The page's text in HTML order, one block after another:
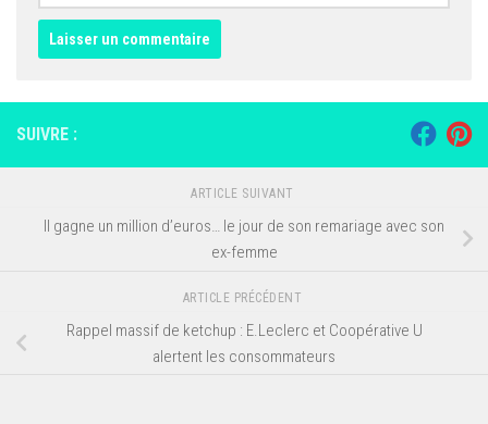
SUIVRE :
ARTICLE SUIVANT
Il gagne un million d’euros… le jour de son remariage avec son
ex-femme
ARTICLE PRÉCÉDENT
Rappel massif de ketchup : E.Leclerc et Coopérative U
alertent les consommateurs